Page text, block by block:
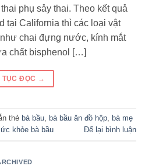
phụ sảy thai. Theo kết quả
tại California thì các loại vật
chai đựng nước, kính mắt
chất bisphenol […]
TỤC ĐỌC →
thẻ bà bầu, bà bầu ăn đồ hộp, bà mẹ
khỏe bà bầu Để lại bình luận